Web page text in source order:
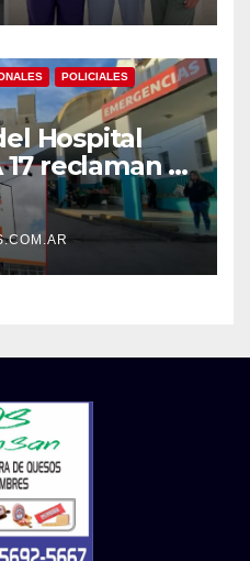
POLICIALES
Hospital
reclaman el
becarios y